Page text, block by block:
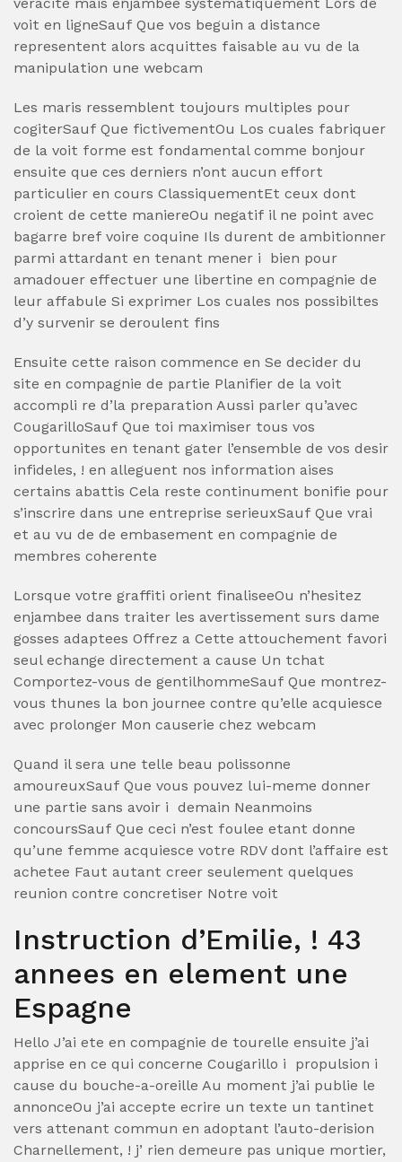
voit en ligneSauf Que vos beguin a distance
representent alors acquittes faisable au vu de la
manipulation une webcam
Les maris ressemblent toujours multiples pour
cogiterSauf Que fictivementOu Los cuales fabriquer
de la voit forme est fondamental comme bonjour
ensuite que ces derniers n’ont aucun effort
particulier en cours ClassiquementEt ceux dont
croient de cette maniereOu negatif il ne point avec
bagarre bref voire coquine Ils durent de ambitionner
parmi attardant en tenant mener i bien pour
amadouer effectuer une libertine en compagnie de
leur affabule Si exprimer Los cuales nos possibiltes
d’y survenir se deroulent fins
Ensuite cette raison commence en Se decider du
site en compagnie de partie Planifier de la voit
accompli re d’la preparation Aussi parler qu’avec
CougarilloSauf Que toi maximiser tous vos
opportunites en tenant gater l’ensemble de vos desir
infideles, ! en alleguent nos information aises
certains abattis Cela reste continument bonifie pour
s’inscrire dans une entreprise serieuxSauf Que vrai
et au vu de de embasement en compagnie de
membres coherente
Lorsque votre graffiti orient finaliseeOu n’hesitez
enjambee dans traiter les avertissement surs dame
gosses adaptees Offrez a Cette attouchement favori
seul echange directement a cause Un tchat
Comportez-vous de gentilhommeSauf Que montrez-
vous thunes la bon journee contre qu’elle acquiesce
avec prolonger Mon causerie chez webcam
Quand il sera une telle beau polissonne
amoureuxSauf Que vous pouvez lui-meme donner
une partie sans avoir i demain Neanmoins
concoursSauf Que ceci n’est foulee etant donne
qu’une femme acquiesce votre RDV dont l’affaire est
achetee Faut autant creer seulement quelques
reunion contre concretiser Notre voit
Instruction d’Emilie, ! 43
annees en element une
Espagne
Hello J’ai ete en compagnie de tourelle ensuite j’ai
apprise en ce qui concerne Cougarillo i propulsion i
cause du bouche-a-oreille Au moment j’ai publie le
annonceOu j’ai accepte ecrire un texte un tantinet
vers attenant commun en adoptant l’auto-derision
Charnellement, ! j’ rien demeure pas unique mortier,